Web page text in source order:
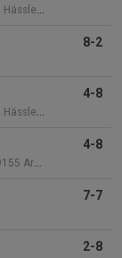
8-2
4-8
4-8
7-7
2-8